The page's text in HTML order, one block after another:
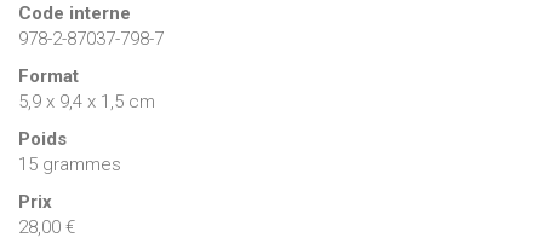
Code interne
978-2-87037-798-7
Format
5,9 x 9,4 x 1,5 cm
Poids
15 grammes
Prix
28,00 €